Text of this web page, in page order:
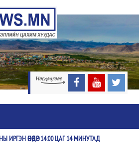
ӨНӨӨДӨР 14:00 ЦАГ 14 МИНУТАД